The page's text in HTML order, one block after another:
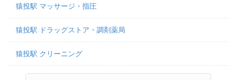
猿投駅 マッサージ・指圧
猿投駅 ドラッグストア・調剤薬局
猿投駅 クリーニング